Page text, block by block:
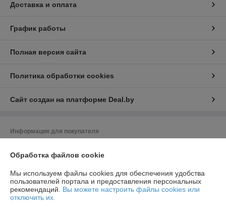
Доставка и оплата
График работы
Полная версия сайта
Политика обработки cookies
Сайт создан на платформе Deal.by
Информация для покупателя
220024, г. Минск, ул. Асаналиева, 27, офис 14
Регистрационный номер ЕГР: 192313709
УНП: 192313709
Обработка файлов cookie
Мы используем файлы cookies для обеспечения удобства
пользователей портала и предоставления персональных
рекомендаций. Вы можете настроить файлы cookies или
отключить их.